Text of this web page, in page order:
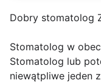
Dobry stomatolog
Stomatolog w
Stomatolog lub
niewątpliwe jeden